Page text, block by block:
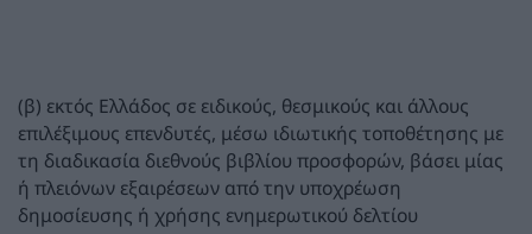
(β) εκτός Ελλάδος σε ειδικούς, θεσμικούς και άλλους
επιλέξιμους επενδυτές, μέσω ιδιωτικής τοποθέτησης με
τη διαδικασία διεθνούς βιβλίου προσφορών, βάσει μίας
ή πλειόνων εξαιρέσεων από την υποχρέωση
δημοσίευσης ή χρήσης ενημερωτικού δελτίου